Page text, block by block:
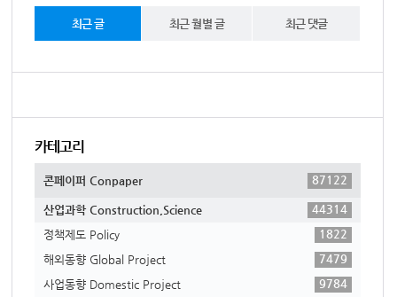
최근 글 최근 월별 글 최근 댓글
카테고리
콘페이퍼 Conpaper 87122
산업과학 Construction,Science
44314
정책제도 Policy
1822
해외동향 Global Project
7479
사업동향 Domestic Project
9784